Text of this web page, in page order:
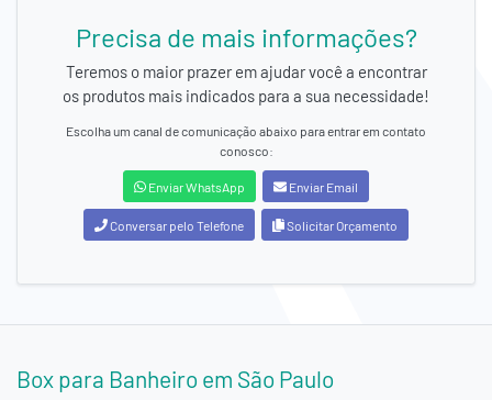
Precisa de mais informações?
Teremos o maior prazer em ajudar você a encontrar
os produtos mais indicados para a sua necessidade!
Escolha um canal de comunicação abaixo para entrar em contato
conosco:
Enviar WhatsApp Enviar Email
Conversar pelo Telefone Solicitar Orçamento
Box para Banheiro em São Paulo